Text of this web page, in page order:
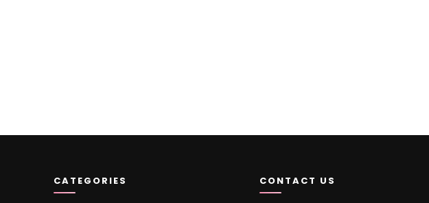
CATEGORIES CONTACT US